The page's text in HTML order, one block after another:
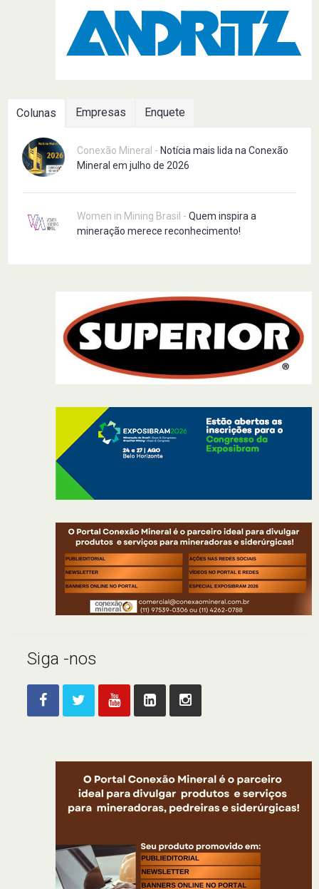
Colunas Empresas Enquete
Conexão Mineral - Notícia mais lida na Conexão
Mineral em julho de 2026
Women in Mining Brasil - Quem inspira a
mineração merece reconhecimento!
Siga -nos